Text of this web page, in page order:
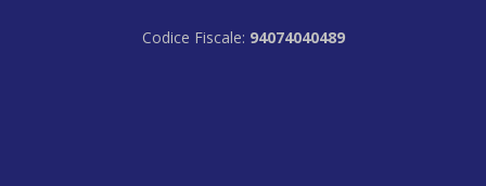
Codice Fiscale: 94074040489